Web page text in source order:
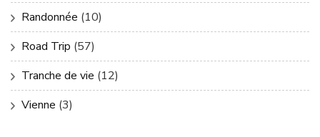
Randonnée (10)
Road Trip (57)
Tranche de vie (12)
Vienne (3)